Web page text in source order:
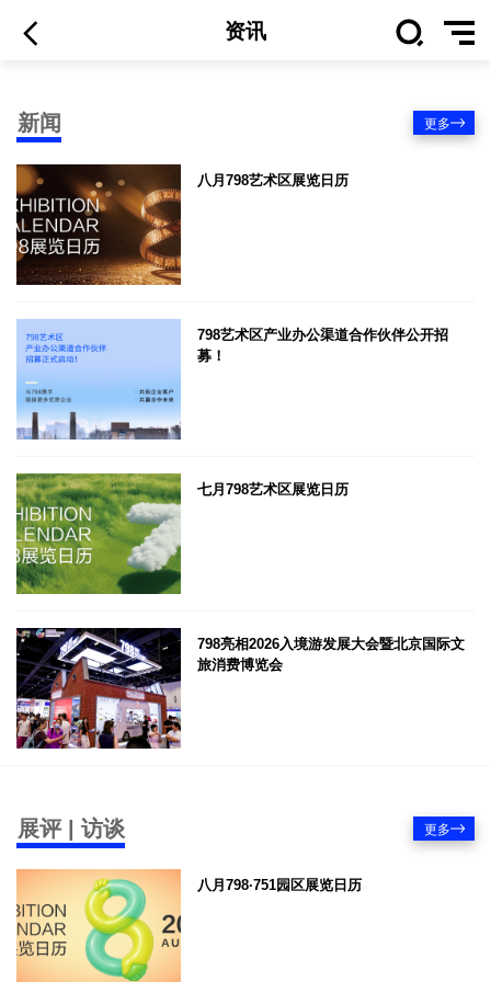
资讯
新闻 更多
八月798艺术区展览日历
798艺术区产业办公渠道合作伙伴公开招
募！
七月798艺术区展览日历
798亮相2026入境游发展大会暨北京国际文
旅消费博览会
展评 | 访谈 更多
八月798·751园区展览日历